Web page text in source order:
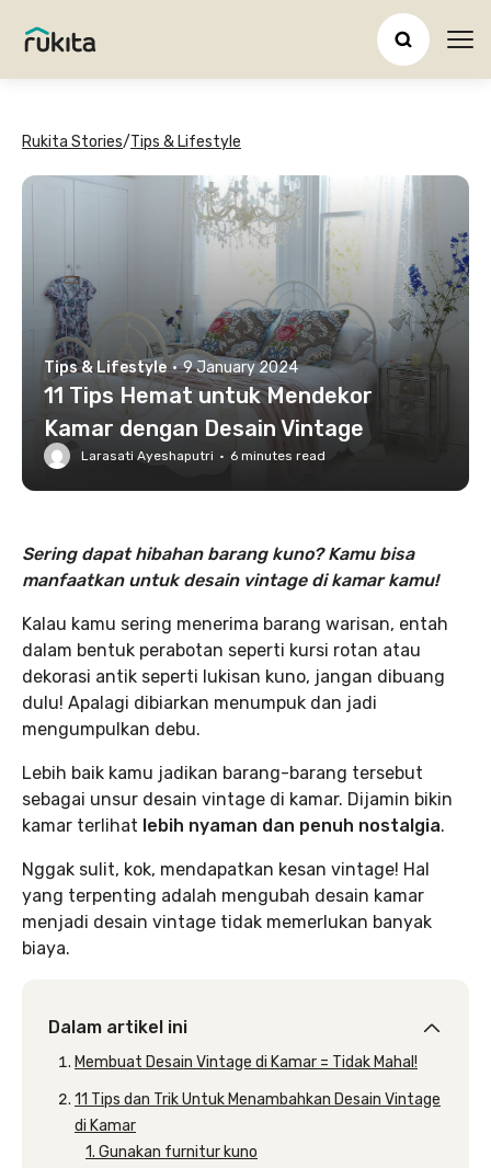
Rukita Stories/Tips & Lifestyle
Tips & Lifestyle · 9 January 2024
11 Tips Hemat untuk Mendekor
Kamar dengan Desain Vintage
Larasati Ayeshaputri · 6 minutes read
Sering dapat hibahan barang kuno? Kamu bisa
manfaatkan untuk desain vintage di kamar kamu!
Kalau kamu sering menerima barang warisan, entah
dalam bentuk perabotan seperti kursi rotan atau
dekorasi antik seperti lukisan kuno, jangan dibuang
dulu! Apalagi dibiarkan menumpuk dan jadi
mengumpulkan debu.
Lebih baik kamu jadikan barang-barang tersebut
sebagai unsur desain vintage di kamar. Dijamin bikin
kamar terlihat lebih nyaman dan penuh nostalgia.
Nggak sulit, kok, mendapatkan kesan vintage! Hal
yang terpenting adalah mengubah desain kamar
menjadi desain vintage tidak memerlukan banyak
biaya.
Dalam artikel ini
Membuat Desain Vintage di Kamar = Tidak Mahal!
11 Tips dan Trik Untuk Menambahkan Desain Vintage
di Kamar
1. Gunakan furnitur kuno